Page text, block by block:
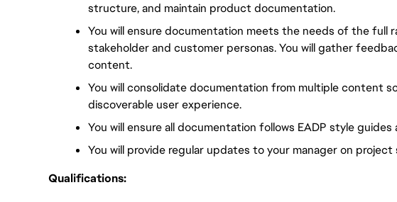
structure, and maintain product documentation.
You will ensure documentation meets the needs of the full
stakeholder and customer personas. You will gather
content.
You will consolidate documentation from multiple content
discoverable user experience.
You will ensure all documentation follows EADP style
You will provide regular updates to your manager on
Qualifications: